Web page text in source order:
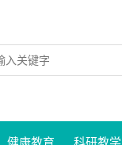
健康教育 科研教学